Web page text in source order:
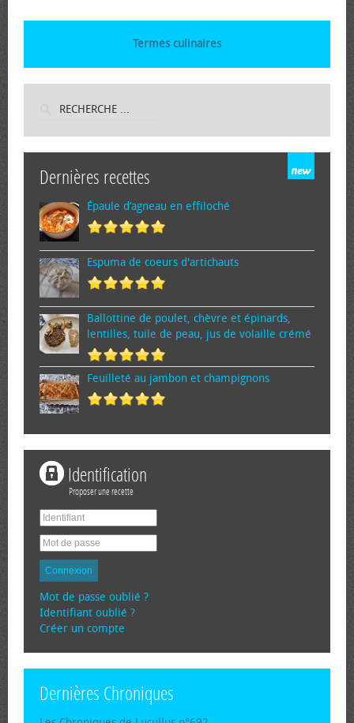
Termes culinaires
Dernières recettes
Épaule d’agneau en effiloché
Espuma de cœurs d'artichauts
Ballottine de poulet, chèvre et épinards,
lentilles, tuile de peau, jus de volaille crémé
Feuilleté au jambon et champignons
Identification
Proposer une recette
Connexion
Mot de passe oublié ?
Identifiant oublié ?
Créer un compte
Dernières Chroniques